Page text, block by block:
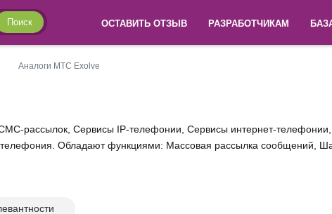
ОСТАВИТЬ ОТЗЫВ РАЗРАБОТЧИКАМ
Поиск
Аналоги МТС Exolve
рассылок, Сервисы IP-телефонии, Сервисы интернет-телефонии,
Обладают функциями: Массовая рассылка сообщений,